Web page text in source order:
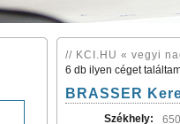
// KCI.HU « vegyi
6 db ilyen céget
BRASSER
Székhely: